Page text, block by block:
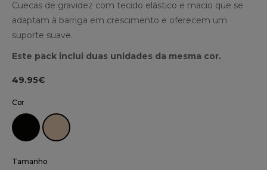
Cuecas de gravidez com tecido elástico e macio que se
adaptam à barriga em crescimento e oferecem um
suporte suave.
Este pack inclui duas unidades da mesma cor.
49.95€
Cor
Tamanho